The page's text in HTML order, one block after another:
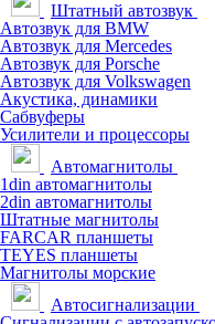
Штатный автозвук
Автозвук для BMW
Автозвук для Mercedes
Автозвук для Porsche
Автозвук для Volkswagen
Акустика, динамики
Сабвуферы
Усилители и процессоры
Автомагнитолы
1din автомагнитолы
2din автомагнитолы
Штатные магнитолы
FARCAR планшеты
TEYES планшеты
Магнитолы морские
Автосигнализации